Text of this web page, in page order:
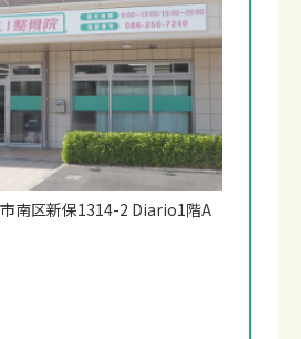
南区新保1314-2 Diario1階A